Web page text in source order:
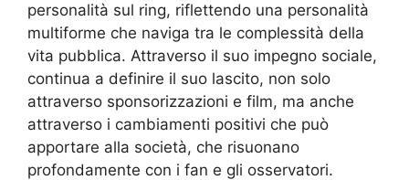
personalità sul ring, riflettendo una personalità
multiforme che naviga tra le complessità della
vita pubblica. Attraverso il suo impegno sociale,
continua a definire il suo lascito, non solo
attraverso sponsorizzazioni e film, ma anche
attraverso i cambiamenti positivi che può
apportare alla società, che risuonano
profondamente con i fan e gli osservatori.